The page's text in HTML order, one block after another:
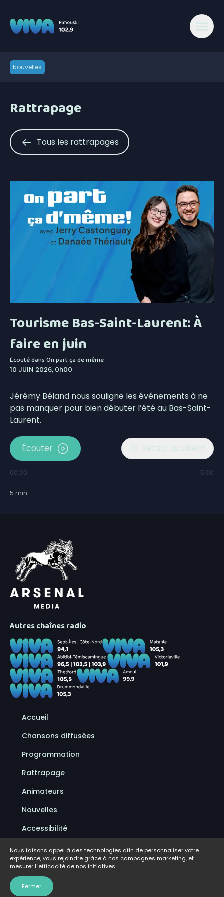
Nouvelles
Rattrapage
Tous les rattrapages
Tourisme Bas-Saint-Laurent: À
faire en juin
Écouté dansOn part ça de même
10 JUIN 2026, 0h00
Jérémy Béland nous souligne les événements à ne
pas manquer pour bien débuter l’été au Bas-Saint-
Laurent.
Écouter Retour au direct
00:00 5:00
5 min
Autres chaînes radio
Accueil
Chansons diffusées
Programmation
Rattrapage
Animateurs
Nouvelles
Accessibilité
Politique de confidentialité
Conditions d'utilisation
FAQ
Nous faisons appel à des technologies afin de personnaliser votre
expérience, vous rejoindre grâce à nos campagnes marketing, et
mesurer l''efficacité de nos initiatives.
Fermer